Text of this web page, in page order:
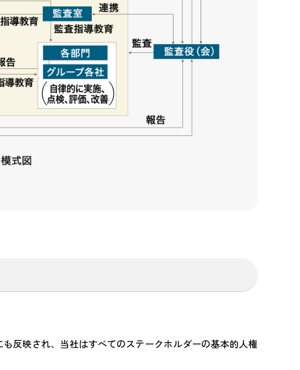
反映され、当社はすべてのステークホルダーの基本的人権